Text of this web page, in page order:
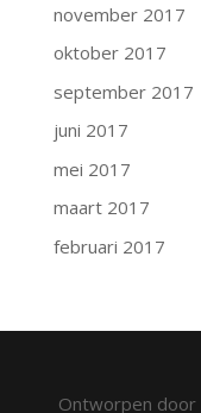
november 2017
oktober 2017
september 2017
juni 2017
mei 2017
maart 2017
februari 2017
Ontworpen door